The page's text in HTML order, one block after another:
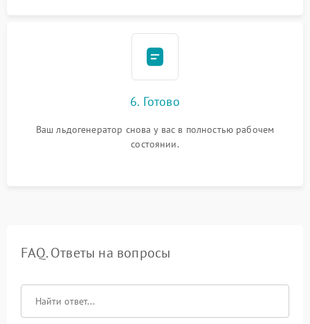
6. Готово
Ваш льдогенератор снова у вас в полностью рабочем
состоянии.
FAQ. Ответы на вопросы